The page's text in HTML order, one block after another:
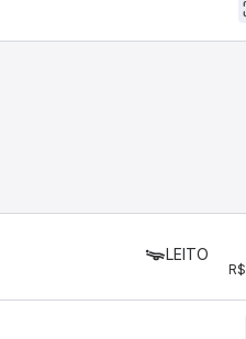
LEITO
R$